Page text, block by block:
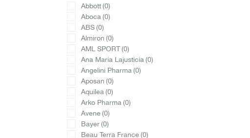
Abbott(0)
Aboca(0)
ABS(0)
Almiron(0)
AML SPORT(0)
Ana Maria Lajusticia(0)
Angelini Pharma(0)
Aposan(0)
Aquilea(0)
Arko Pharma(0)
Avene(0)
Bayer(0)
Beau Terra France(0)